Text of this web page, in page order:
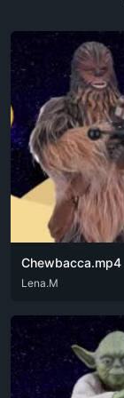
Chewbacca.mp4
ENG
Lena.M